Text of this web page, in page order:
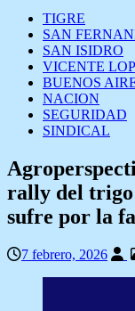
TIGRE
SAN
SAN ISIDRO
VICENTE
BUENOS
NACION
SEGURIDAD
SINDICAL
rally del trigo
sufre por la
7 febrero, 2026